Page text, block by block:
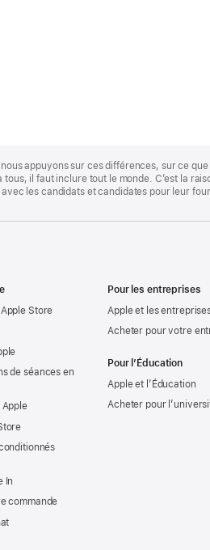
appuyons sur ces différences, sur ce
il faut inclure tout le monde. C’est la
les candidats et candidates pour leur
Store
de séances en
Apple
In
commande
Pour les entreprises
Apple et les
Acheter pour votre
Pour l’Éducation
Apple et l’Éducation
Acheter pour